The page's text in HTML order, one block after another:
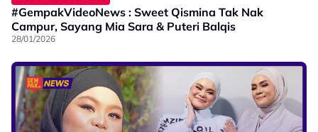
#GempakVideoNews : Sweet Qismina Tak Nak
Campur, Sayang Mia Sara & Puteri Balqis
28/01/2026